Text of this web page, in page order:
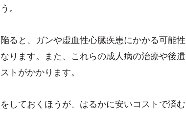
。
ると、ガンや虚血性心臓疾患にかかる可能性
ります。また、これらの成人病の治療や後遺
トがかかります。
しておくほうが、はるかに安いコストで済む